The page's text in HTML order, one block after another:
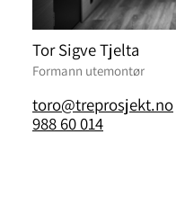
Tor Sigve Tjelta
Formann utemontør
toro@treprosjekt.no
988 60 014